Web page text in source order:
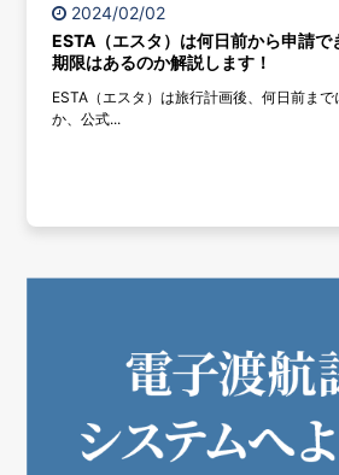
2024/02/02
ESTA（エスタ）は何日前から申請で
期限はあるのか解説します！
ESTA（エスタ）は旅行計画後、何日前ま
か、公式...